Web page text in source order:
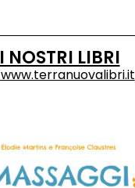
I NOSTRI LIBRI
www.terranuovalibri.it